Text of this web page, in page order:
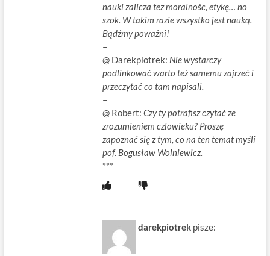
nauki zalicza tez moralnośc, etykę… no
szok. W takim razie wszystko jest nauką.
Bądźmy poważni!
–
@ Darekpiotrek: Nie wystarczy
podlinkować warto też samemu zajrzeć i
przeczytać co tam napisali.
–
@ Robert: Czy ty potrafisz czytać ze
zrozumieniem czlowieku? Proszę
zapoznać się z tym, co na ten temat myśli
pof. Bogusław Wolniewicz.
***
darekpiotrek pisze: